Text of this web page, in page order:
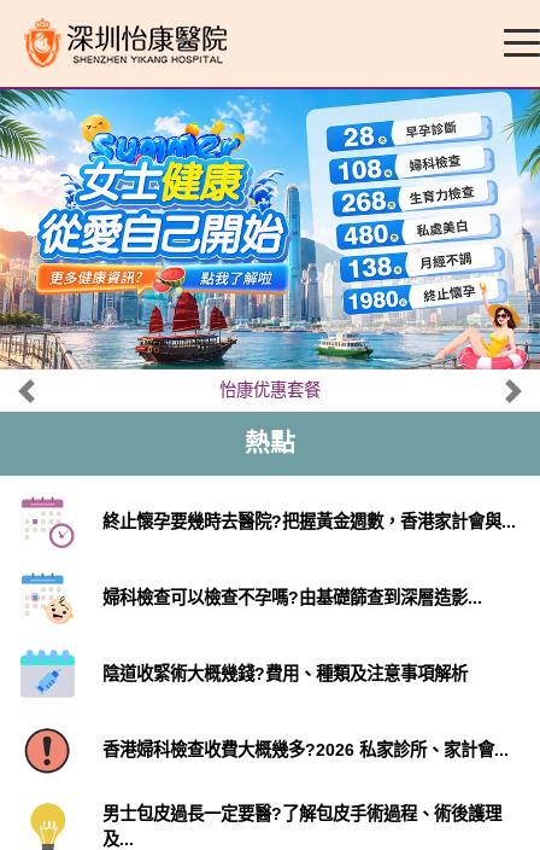
怡康优惠套餐
熱點
終止懷孕要幾時去醫院?把握黃金週數，香港家計會與...
婦科檢查可以檢查不孕嗎?由基礎篩查到深層造影...
陰道收緊術大概幾錢?費用、種類及注意事項解析
香港婦科檢查收費大概幾多?2026 私家診所、家計會...
男士包皮過長一定要醫?了解包皮手術過程、術後護理
及...